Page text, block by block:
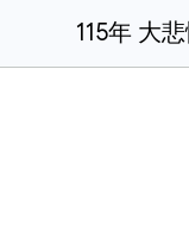
115年 大